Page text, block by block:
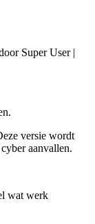
Super User|
versie wordt
aanvallen.
wat werk